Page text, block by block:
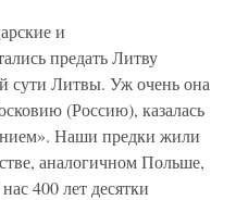
и
предать Литву
сути Литвы. Уж очень она
(Россию), казалась
Наши предки жили
аналогичном Польше,
400 лет десятки